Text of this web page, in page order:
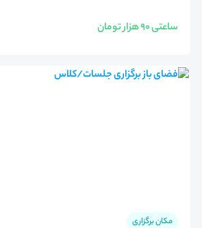
ساعتی 90 هزار تومان
مکان برگزاری